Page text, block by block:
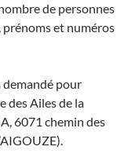
de personnes
prénoms et numéros
demandé pour
des Ailes de la
6071 chemin des